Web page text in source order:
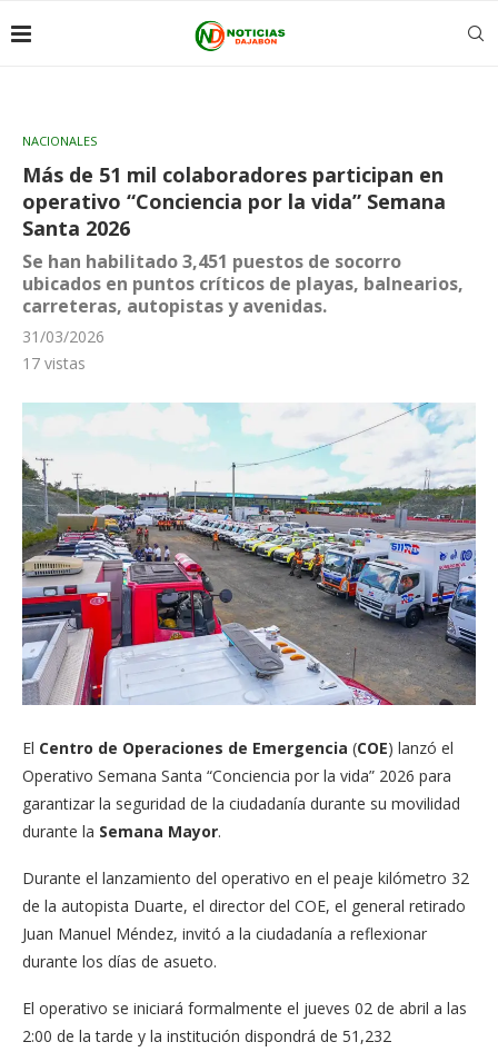
NACIONALES
Más de 51 mil colaboradores participan en
operativo “Conciencia por la vida” Semana
Santa 2026
Se han habilitado 3,451 puestos de socorro
ubicados en puntos críticos de playas, balnearios,
carreteras, autopistas y avenidas.
31/03/2026
17 vistas
El Centro de Operaciones de Emergencia (COE) lanzó el
Operativo Semana Santa “Conciencia por la vida” 2026 para
garantizar la seguridad de la ciudadanía durante su movilidad
durante la Semana Mayor.
Durante el lanzamiento del operativo en el peaje kilómetro 32
de la autopista Duarte, el director del COE, el general retirado
Juan Manuel Méndez, invitó a la ciudadanía a reflexionar
durante los días de asueto.
El operativo se iniciará formalmente el jueves 02 de abril a las
2:00 de la tarde y la institución dispondrá de 51,232